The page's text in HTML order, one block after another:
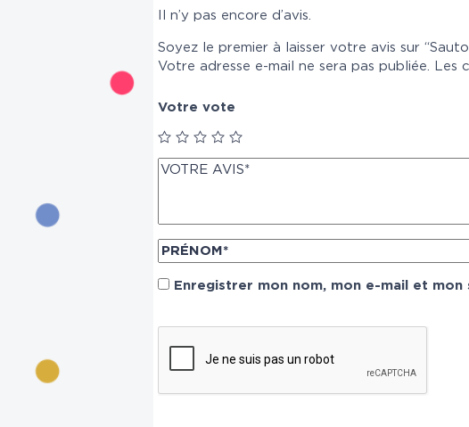
Il n’y pas encore d’avis.
Soyez le premier à laisser votre avis sur
Votre adresse e-mail ne sera pas publiée. Les
Votre vote
Enregistrer mon nom, mon e-mail et